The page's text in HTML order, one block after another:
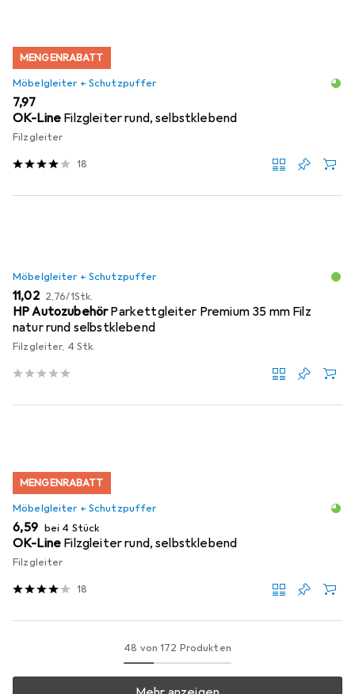
MENGENRABATT
Möbelgleiter + Schutzpuffer
EUR
7,97
OK-Line Filzgleiter rund, selbstklebend
Filzgleiter
18
Möbelgleiter + Schutzpuffer
EUR
11,02 EUR
2,76/1Stk.
HP AutozubehörParkettgleiter Premium 35 mm Filz
natur rund selbstklebend
Filzgleiter, 4 Stk.
MENGENRABATT
Möbelgleiter + Schutzpuffer
EUR
6,59 bei 4 Stück
OK-Line Filzgleiter rund, selbstklebend
Filzgleiter
18
48 von 172 Produkten